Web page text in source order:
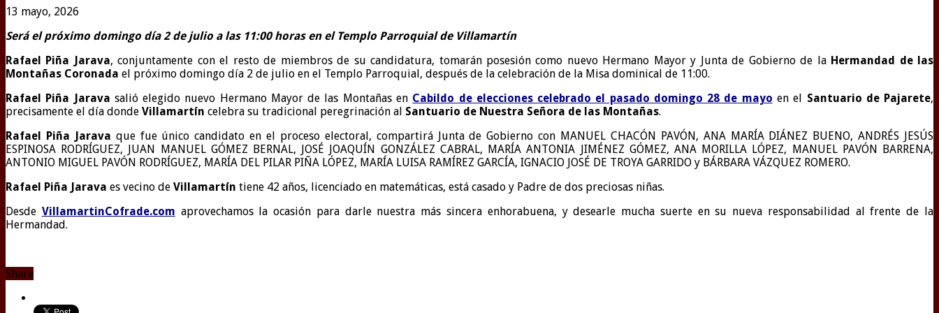
13 mayo, 2026
Será el próximo domingo día 2 de julio a las 11:00 horas en el Templo Parroquial de Villamartín
Rafael Piña Jarava, conjuntamente con el resto de miembros de su candidatura, tomarán posesión como nuevo Hermano Mayor y Junta de Gobierno de la Hermandad de las
Montañas Coronada el próximo domingo día 2 de julio en el Templo Parroquial, después de la celebración de la Misa dominical de 11:00.
Rafael Piña Jarava salió elegido nuevo Hermano Mayor de las Montañas en Cabildo de elecciones celebrado el pasado domingo 28 de mayo en el Santuario de Pajarete,
precisamente el día donde Villamartín celebra su tradicional peregrinación al Santuario de Nuestra Señora de las Montañas.
Rafael Piña Jarava que fue único candidato en el proceso electoral, compartirá Junta de Gobierno con MANUEL CHACÓN PAVÓN, ANA MARÍA DIÁNEZ BUENO, ANDRÉS JESÚS
ESPINOSA RODRÍGUEZ, JUAN MANUEL GÓMEZ BERNAL, JOSÉ JOAQUÍN GONZÁLEZ CABRAL, MARÍA ANTONIA JIMÉNEZ GÓMEZ, ANA MORILLA LÓPEZ, MANUEL PAVÓN BARRENA,
ANTONIO MIGUEL PAVÓN RODRÍGUEZ, MARÍA DEL PILAR PIÑA LÓPEZ, MARÍA LUISA RAMÍREZ GARCÍA, IGNACIO JOSÉ DE TROYA GARRIDO y BÁRBARA VÁZQUEZ ROMERO.
Rafael Piña Jarava es vecino de Villamartín tiene 42 años, licenciado en matemáticas, está casado y Padre de dos preciosas niñas.
Desde VillamartinCofrade.com aprovechamos la ocasión para darle nuestra más sincera enhorabuena, y desearle mucha suerte en su nueva responsabilidad al frente de la
Hermandad.
Share